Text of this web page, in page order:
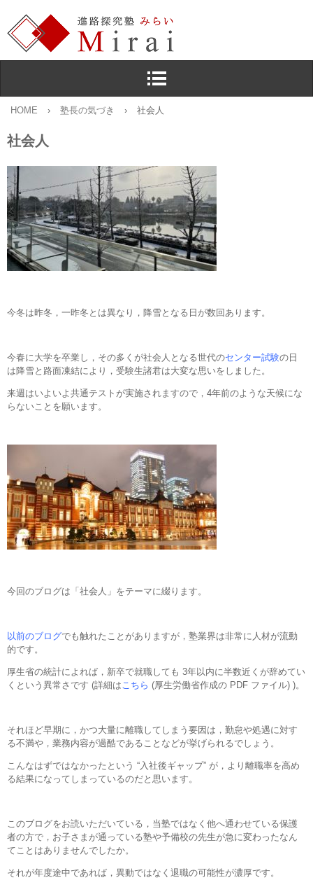
HOME › 塾長の気づき › 社会人
社会人
今冬は昨冬，一昨冬とは異なり，降雪となる日が数回あります。
今春に大学を卒業し，その多くが社会人となる世代のセンター試験の日
は降雪と路面凍結により，受験生諸君は大変な思いをしました。
来週はいよいよ共通テストが実施されますので，4年前のような天候にな
らないことを願います。
今回のブログは「社会人」をテーマに綴ります。
以前のブログでも触れたことがありますが，塾業界は非常に人材が流動
的です。
厚生省の統計によれば，新卒で就職しても 3年以内に半数近くが辞めてい
くという異常さです (詳細はこちら (厚生労働省作成の PDF ファイル) )。
それほど早期に，かつ大量に離職してしまう要因は，勤怠や処遇に対す
る不満や，業務内容が過酷であることなどが挙げられるでしょう。
こんなはずではなかったという “入社後ギャップ” が，より離職率を高め
る結果になってしまっているのだと思います。
このブログをお読いただいている，当塾ではなく他へ通わせている保護
者の方で，お子さまが通っている塾や予備校の先生が急に変わったなん
てことはありませんでしたか。
それが年度途中であれば，異動ではなく退職の可能性が濃厚です。